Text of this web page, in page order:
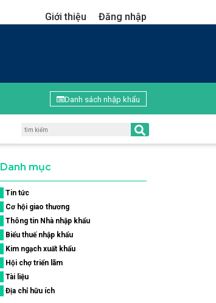
Giới thiệu Đăng nhập
Danh sách nhập khẩu
Danh mục
Tin tức
Cơ hội giao thương
Thông tin Nhà nhập khẩu
Biểu thuế nhập khẩu
Kim ngạch xuất khẩu
Hội chợ triển lãm
Tài liệu
Địa chỉ hữu ích